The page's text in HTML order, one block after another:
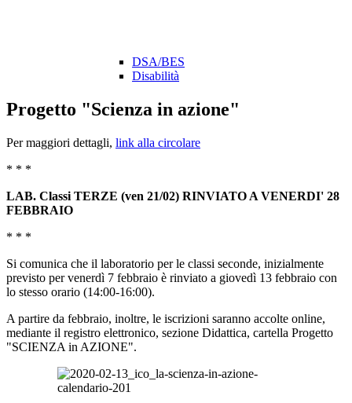
DSA/BES
Disabilità
Progetto "Scienza in azione"
Per maggiori dettagli, link alla circolare
* * *
LAB. Classi TERZE (ven 21/02) RINVIATO A VENERDI' 28
FEBBRAIO
* * *
Si comunica che il laboratorio per le classi seconde, inizialmente
previsto per venerdì 7 febbraio è rinviato a giovedì 13 febbraio con
lo stesso orario (14:00-16:00).
A partire da febbraio, inoltre, le iscrizioni saranno accolte online,
mediante il registro elettronico, sezione Didattica, cartella Progetto
"SCIENZA in AZIONE".